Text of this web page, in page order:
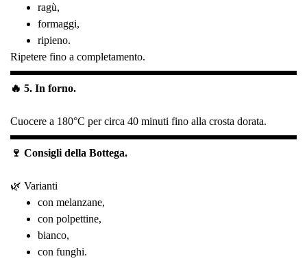
ragù,
formaggi,
ripieno.
Ripetere fino a completamento.
🔥 5. In forno.
Cuocere a 180°C per circa 40 minuti fino alla crosta dorata.
🍷 Consigli della Bottega.
🌿 Varianti
con melanzane,
con polpettine,
bianco,
con funghi.